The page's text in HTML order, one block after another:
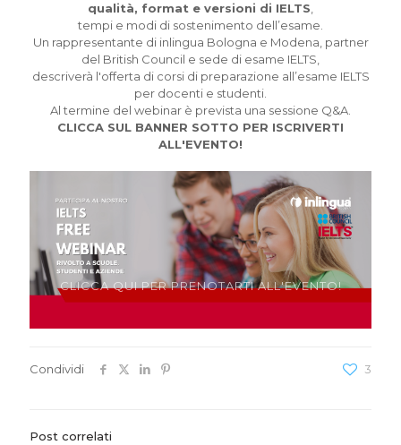
qualità, format e versioni di IELTS
tempi e modi di sostenimento dell’esame.
Un rappresentante di inlingua Bologna e Modena, partner
del British Council e sede di esame IELTS,
descriverà l'offerta di corsi di preparazione all’esame IELTS
per docenti e studenti.
Al termine del webinar è prevista una sessione Q&A.
CLICCA SUL BANNER SOTTO PER ISCRIVERTI
ALL'EVENTO!
CLICCA QUI PER PRENOTARTI ALL'EVENTO!
Condividi 3
Post correlati